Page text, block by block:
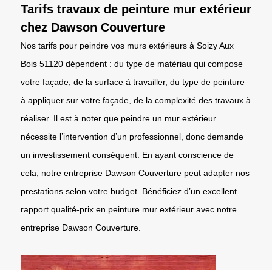
Tarifs travaux de peinture mur extérieur
chez Dawson Couverture
Nos tarifs pour peindre vos murs extérieurs à Soizy Aux
Bois 51120 dépendent : du type de matériau qui compose
votre façade, de la surface à travailler, du type de peinture
à appliquer sur votre façade, de la complexité des travaux à
réaliser. Il est à noter que peindre un mur extérieur
nécessite l’intervention d’un professionnel, donc demande
un investissement conséquent. En ayant conscience de
cela, notre entreprise Dawson Couverture peut adapter nos
prestations selon votre budget. Bénéficiez d’un excellent
rapport qualité-prix en peinture mur extérieur avec notre
entreprise Dawson Couverture.